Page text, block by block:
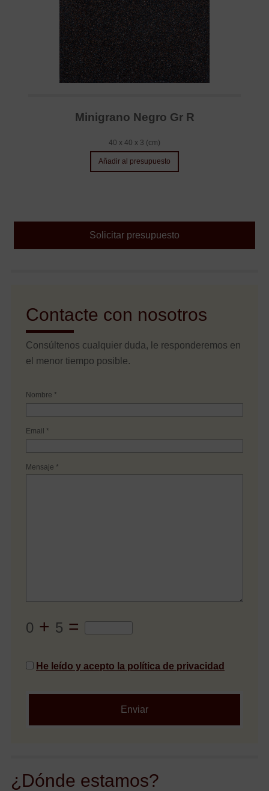
Minigrano Negro Gr R
40 x 40 x 3 (cm)
Añadir al presupuesto
Solicitar presupuesto
Contacte con nosotros
Consúltenos cualquier duda, le responderemos en
el menor tiempo posible.
Nombre *
Email *
Mensaje *
0 + 5 =
He leído y acepto la política de privacidad
Enviar
¿Dónde estamos?